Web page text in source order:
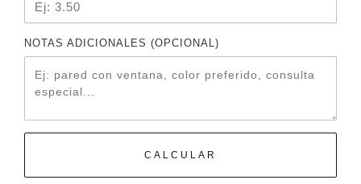
NOTAS ADICIONALES (OPCIONAL)
CALCULAR